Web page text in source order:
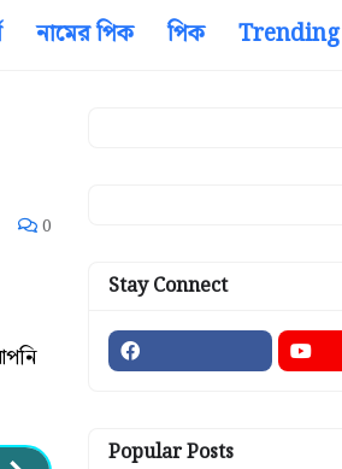
নামের পিক পিক Trending
0
Stay Connect
Popular Posts